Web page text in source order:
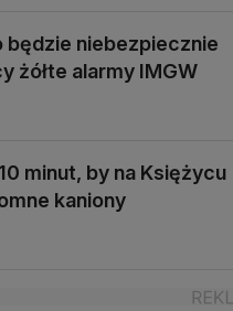
będzie niebezpiecznie
żółte alarmy IMGW
minut, by na Księżycu
kaniony